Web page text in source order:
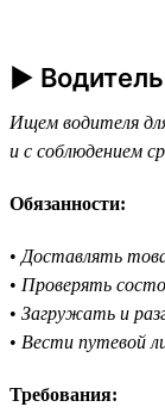
► Водитель
Ищем водителя
и с соблюдением
Обязанности:
• Доставлять
• Проверять
• Загружать и
• Вести путевой
Требования: